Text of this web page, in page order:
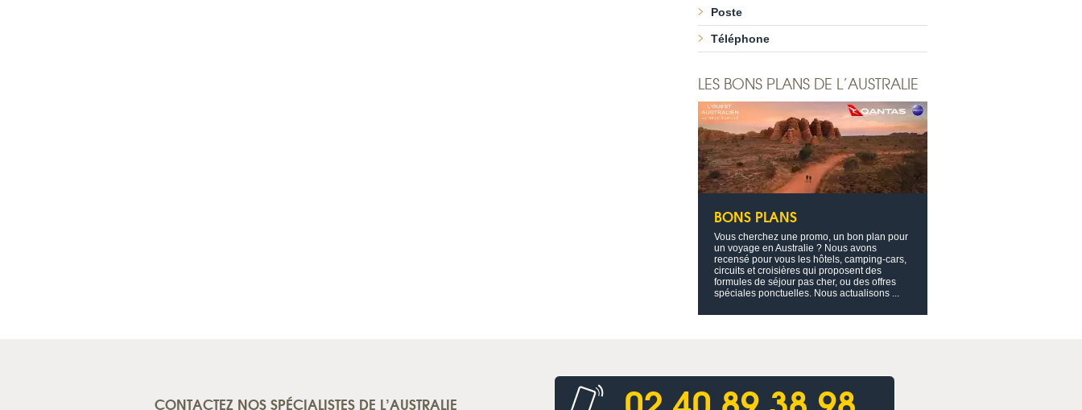
Poste
Téléphone
LES BONS PLANS DE L’AUSTRALIE
BONS PLANS
Vous cherchez une promo, un bon plan pour
un voyage en Australie ? Nous avons
recensé pour vous les hôtels, camping-cars,
circuits et croisières qui proposent des
formules de séjour pas cher, ou des offres
spéciales ponctuelles. Nous actualisons ...
CONTACTEZ NOS SPÉCIALISTES DE L’AUSTRALIE